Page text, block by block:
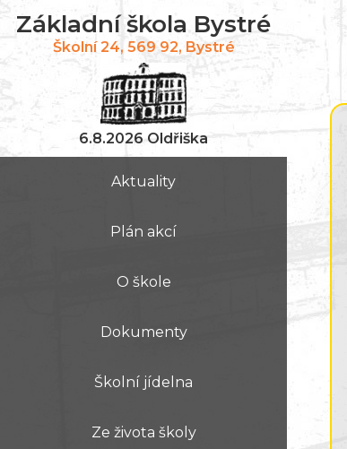
Základní škola Bystré
Školní 24, 569 92, Bystré
6.8.2026 Oldřiška
Aktuality
Plán akcí
O škole
Dokumenty
Školní jídelna
Ze života školy